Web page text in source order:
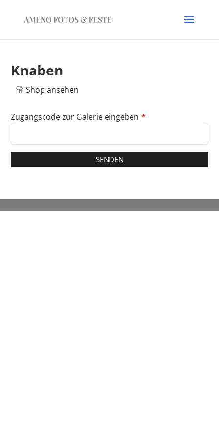
Knaben
Shop ansehen
Zugangscode zur Galerie eingeben *
SENDEN